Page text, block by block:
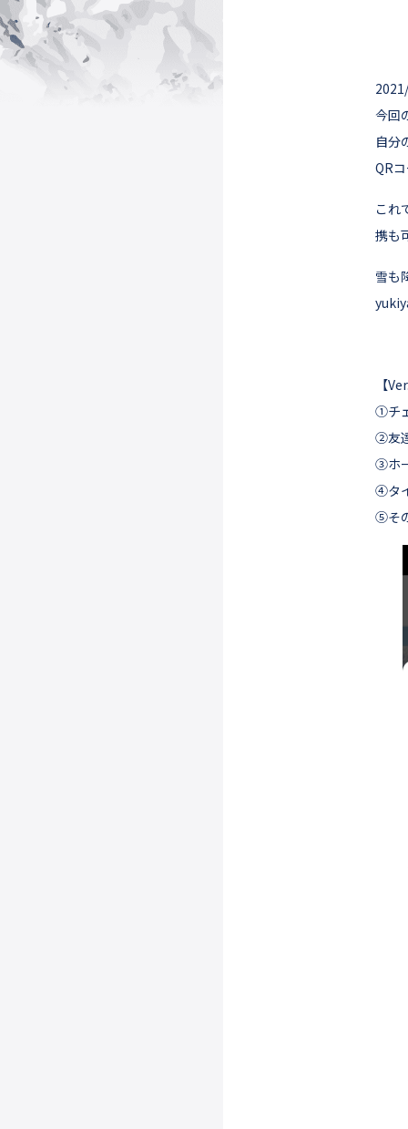
今回
自分
QR
これ
携も
雪も
【
①チ
②友
③ホ
④タ
⑤そ